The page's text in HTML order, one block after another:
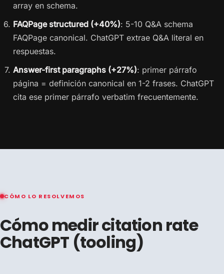
array en schema.
FAQPage structured (+40%): 5-10 Q&A schema
FAQPage canonical. ChatGPT extrae Q&A literal en
respuestas.
Answer-first paragraphs (+27%): primer párrafo
página = definición canonical en 1-2 frases. ChatGPT
cita ese primer párrafo verbatim frecuentemente.
CÓMO LO RESOLVEMOS
Cómo medir citation rate
ChatGPT (tooling)